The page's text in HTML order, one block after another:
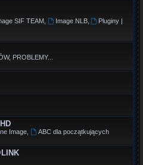
SIF TEAM, Image NLB,
Pluginy |
PROBLEMY...
Image,
ABC dla początkujących